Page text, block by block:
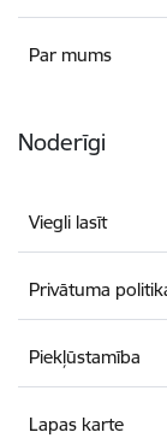
Par mums
Noderīgi
Viegli lasīt
Privātuma
Piekļūstamība
Lapas karte